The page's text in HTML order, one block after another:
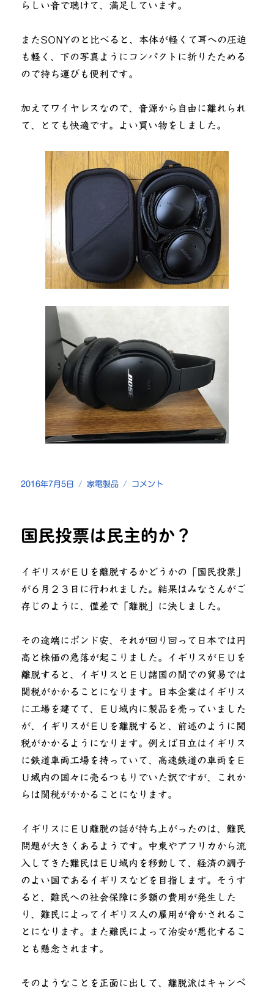
らしい音で聴けて、満足しています。
またSONYのと比べると、本体が軽くて耳への圧迫
も軽く、下の写真ようにコンパクトに折りたためる
ので持ち運びも便利です。
加えてワイヤレスなので、音源から自由に離れられ
て、とても快適です。よい買い物をしました。
投
2016年7月5日
カ
ー
家電製品
Bose
ズ
ン
セ
ン
ヘ
ド
フ
ォ
に
コメント
国民投票は民主的か？
イギリスがＥＵを離脱するかどうかの「国民投票」
が６月２３日に行われました。結果はみなさんがご
存じのように、僅差で「離脱」に決しました。
その途端にポンド安、それが回り回って日本では円
高と株価の急落が起こりました。イギリスがＥＵを
離脱すると、イギリスとＥＵ諸国の間での貿易では
関税がかかることになります。日本企業はイギリス
に工場を建てて、ＥＵ域内に製品を売っていました
が、イギリスがＥＵを離脱すると、前述のように関
税がかかるようになります。例えば日立はイギリス
に鉄道車両工場を持っていて、高速鉄道の車両をＥ
Ｕ域内の国々に売るつもりでいた訳ですが、これか
らは関税がかかることになります。
イギリスにＥＵ離脱の話が持ち上がったのは、難民
問題が大きくあるようです。中東やアフリカから流
入してきた難民はＥＵ域内を移動して、経済の調子
のよい国であるイギリスなどを目指します。そうす
ると、難民への社会保障に多額の費用が発生した
り、難民によってイギリス人の雇用が脅かされるこ
とになります。また難民によって治安が悪化するこ
とも懸念されます。
そのようなことを正面に出して、離脱派はキャンペ